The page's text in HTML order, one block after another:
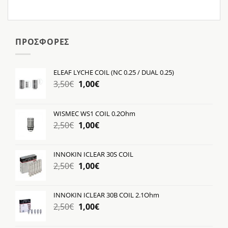
ΠΡΟΣΦΟΡΕΣ
ELEAF LYCHE COIL (NC 0.25 / DUAL 0.25)
3,50€ Original
3,50€.
1,00€Η
είναι:
1,00€.
WISMEC WS1 COIL 0.2Ohm
2,50€ Original
2,50€.
1,00€Η
είναι:
1,00€.
INNOKIN ICLEAR 30S COIL
2,50€ Original
2,50€.
1,00€Η
είναι:
1,00€.
INNOKIN ICLEAR 30B COIL 2.1Ohm
2,50€ Original
1,00€Η